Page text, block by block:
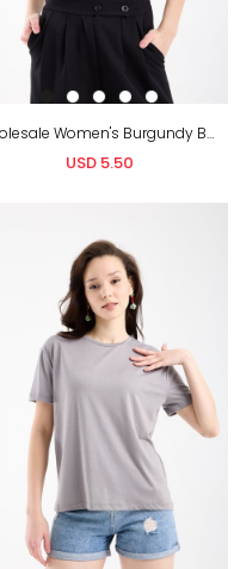
Wholesale Women's Burgundy Basic T-Shirt
USD 5.50